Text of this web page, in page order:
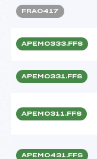
FRA0417
APEM0333.FFS
APEM0331.FFS
APEM0311.FFS
APEM0431.FFS